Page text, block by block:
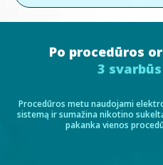
Po procedūros
3
Procedūros metu naudojami
sistemą ir sumažina nikotino
pakanka vienos